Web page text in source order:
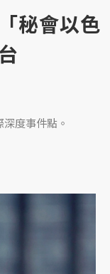
秘會以色
度事件點。